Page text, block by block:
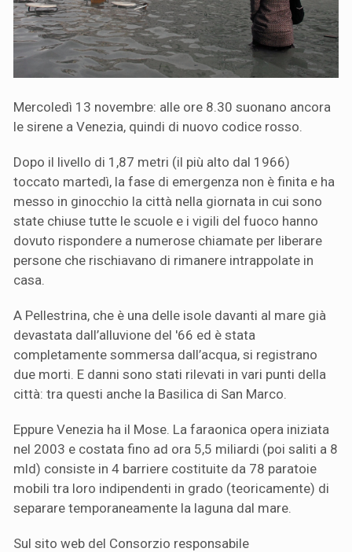
Mercoledì 13 novembre: alle ore 8.30 suonano ancora
le sirene a Venezia, quindi di nuovo codice rosso.
Dopo il livello di 1,87 metri (il più alto dal 1966)
toccato martedì, la fase di emergenza non è finita e ha
messo in ginocchio la città nella giornata in cui sono
state chiuse tutte le scuole e i vigili del fuoco hanno
dovuto rispondere a numerose chiamate per liberare
persone che rischiavano di rimanere intrappolate in
casa.
A Pellestrina, che è una delle isole davanti al mare già
devastata dall’alluvione del '66 ed è stata
completamente sommersa dall’acqua, si registrano
due morti. E danni sono stati rilevati in vari punti della
città: tra questi anche la Basilica di San Marco.
Eppure Venezia ha il Mose. La faraonica opera iniziata
nel 2003 e costata fino ad ora 5,5 miliardi (poi saliti a 8
mld) consiste in 4 barriere costituite da 78 paratoie
mobili tra loro indipendenti in grado (teoricamente) di
separare temporaneamente la laguna dal mare.
Sul sito web del Consorzio responsabile